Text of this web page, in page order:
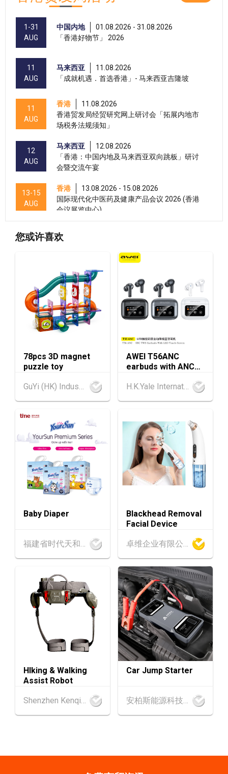
1-31
AUG
中国内地
01.08.2026 - 31.08.2026
「香港好物节」 2026
11
AUG
马来西亚
11.08.2026
「成就机遇．首选香港」- 马来西亚吉隆坡
11
AUG
香港
11.08.2026
香港贸发局经贸研究网上研讨会「拓展内地市
场税务法规须知」
12
AUG
马来西亚
12.08.2026
「香港：中国内地及马来西亚双向跳板」研讨
会暨交流午宴
13-15
AUG
香港
13.08.2026 - 15.08.2026
国际现代化中医药及健康产品会议 2026 (香港
会议展览中心)
13-17
香港
香港贸发局美与健生活博览 2026 (香港会议展
AUG
香港
13.08.2026 - 15.08.2026
香港贸发局美食商贸博览 2026 (香港会议展览
中心)
13-15
AUG
香港
13.08.2026 - 15.08.2026
香港贸发局香港国际茶展 2026 (香港会议展览
13-17
AUG
香港
13.08.2026 - 17.08.2026
香港贸发局美食博览 2026 (香港会议展览中心)
13-17
AUG
13.08.2026 - 17.08.2026
览中心)
25-27
AUG
中国内地
25.08.2026 - 27.08.2026
中国国际纺织⾯料及辅料（秋冬）博览会 (202
6年8月25至27日)
26
香港
26.08.2026
「中小企资援组」网络研讨会系列︰AI「资」
动触达全球
1-5
香港
01.09.2026 - 05.09.2026
国际名表荟萃 2026 (香港会议展览中心)
SEP
香港
01.09.2026 - 05.09.2026
香港贸发局香港钟表展 2026 (香港会议展览中
心)
02.09.2026 - 05.09.2026
香港国际时尚汇展 2026 (香港会议展览中心)
SEP
09.09.2026 - 10.09.2026
一带一路高峰论坛2026
9
SEP
香港
09.09.2026
SEP
运输物流学会国际会议 2026
您或许喜欢
78pcs 3D magnet
puzzle toy
GuYi (HK) Industrial Co.,Limited
AWEI T56ANC
earbuds with ANC
H.K.Yale International Industry Co., Limited
Baby Diaper
Blackhead Removal
Facial Device
HIking & Walking
Assist Robot
Shenzhen Kenqing Technology Co., Ltd.
Car Jump Starter
安柏斯能源科技有限公司